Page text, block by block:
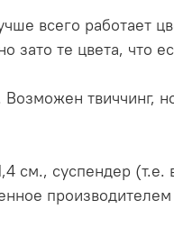
всего работает
те цвета, что
твиччинг,
см., суспендер (т.е.